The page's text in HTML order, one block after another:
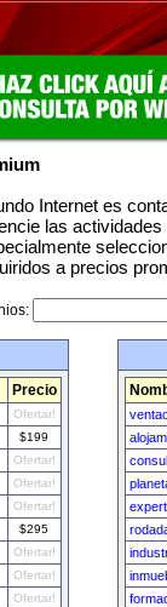
Internet es
las
a precios
Precio
Ofertar!
$199
Ofertar!
Ofertar!
Ofertar!
$295
Ofertar!
Ofertar!
Ofertar!